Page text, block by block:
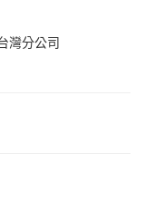
灣分公司